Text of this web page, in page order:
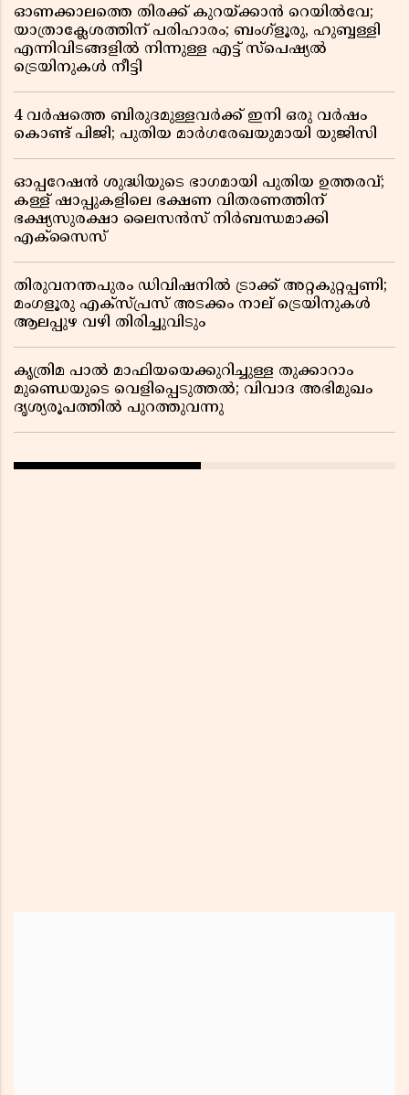
ഓണക്കാലത്തെ തിരക്ക് കുറയ്ക്കാൻ റെയിൽവേ;
യാത്രാക്ലേശത്തിന് പരിഹാരം; ബംഗ്ളൂരു, ഹുബ്ബള്ളി
എന്നിവിടങ്ങളിൽ നിന്നുള്ള എട്ട് സ്പെഷ്യൽ
ട്രെയിനുകൾ നീട്ടി
4 വർഷത്തെ ബിരുദമുള്ളവർക്ക് ഇനി ഒരു വർഷം
കൊണ്ട് പിജി; പുതിയ മാർഗരേഖയുമായി യുജിസി
ഓപ്പറേഷൻ ശുദ്ധിയുടെ ഭാഗമായി പുതിയ ഉത്തരവ്;
കള്ള് ഷാപ്പുകളിലെ ഭക്ഷണ വിതരണത്തിന്
ഭക്ഷ്യസുരക്ഷാ ലൈസൻസ് നിർബന്ധമാക്കി
എക്സൈസ്
തിരുവനന്തപുരം ഡിവിഷനിൽ ട്രാക്ക് അറ്റകുറ്റപ്പണി;
മംഗളൂരു എക്സ്പ്രസ് അടക്കം നാല് ട്രെയിനുകൾ
ആലപ്പുഴ വഴി തിരിച്ചുവിടും
കൃത്രിമ പാൽ മാഫിയയെക്കുറിച്ചുള്ള തുക്കാറാം
മുണ്ഡെയുടെ വെളിപ്പെടുത്തൽ; വിവാദ അഭിമുഖം
ദൃശ്യരൂപത്തിൽ പുറത്തുവന്നു